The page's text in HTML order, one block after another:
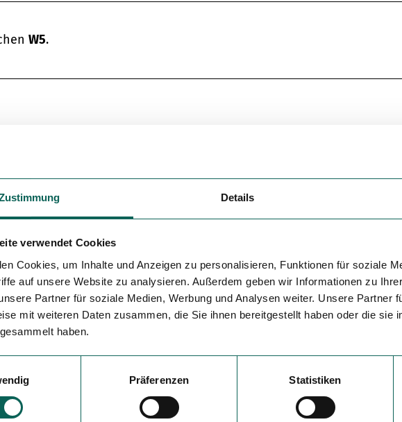
Details
verwendet Cookies
Cookies, um Inhalte und Anzeigen zu personalisieren, Funktionen für soziale
auf unsere Website zu analysieren. Außerdem geben wir Informationen zu
Partner für soziale Medien, Werbung und Analysen weiter. Unsere Partner
mit weiteren Daten zusammen, die Sie ihnen bereitgestellt haben oder die sie
haben.
Präferenzen Statistiken
W5.
sowie ausreichend Verpflegung und Getränke mitzubringen.
L541.